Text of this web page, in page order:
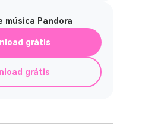
música Pandora
grátis
grátis